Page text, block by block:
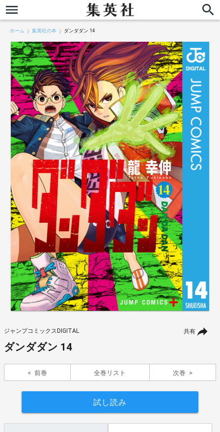
ホーム 集英社の本 ダンダダン 14
共有
ジャンプコミックスDIGITAL
ダンダダン 14
前巻 全巻リスト 次巻
試し読み